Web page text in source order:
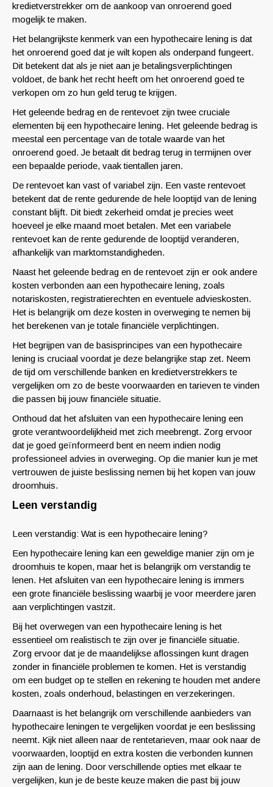
kredietverstrekker om de aankoop van onroerend goed
mogelijk te maken.
Het belangrijkste kenmerk van een hypothecaire lening is dat
het onroerend goed dat je wilt kopen als onderpand fungeert.
Dit betekent dat als je niet aan je betalingsverplichtingen
voldoet, de bank het recht heeft om het onroerend goed te
verkopen om zo hun geld terug te krijgen.
Het geleende bedrag en de rentevoet zijn twee cruciale
elementen bij een hypothecaire lening. Het geleende bedrag is
meestal een percentage van de totale waarde van het
onroerend goed. Je betaalt dit bedrag terug in termijnen over
een bepaalde periode, vaak tientallen jaren.
De rentevoet kan vast of variabel zijn. Een vaste rentevoet
betekent dat de rente gedurende de hele looptijd van de lening
constant blijft. Dit biedt zekerheid omdat je precies weet
hoeveel je elke maand moet betalen. Met een variabele
rentevoet kan de rente gedurende de looptijd veranderen,
afhankelijk van marktomstandigheden.
Naast het geleende bedrag en de rentevoet zijn er ook andere
kosten verbonden aan een hypothecaire lening, zoals
notariskosten, registratierechten en eventuele advieskosten.
Het is belangrijk om deze kosten in overweging te nemen bij
het berekenen van je totale financiële verplichtingen.
Het begrijpen van de basisprincipes van een hypothecaire
lening is cruciaal voordat je deze belangrijke stap zet. Neem
de tijd om verschillende banken en kredietverstrekkers te
vergelijken om zo de beste voorwaarden en tarieven te vinden
die passen bij jouw financiële situatie.
Onthoud dat het afsluiten van een hypothecaire lening een
grote verantwoordelijkheid met zich meebrengt. Zorg ervoor
dat je goed geïnformeerd bent en neem indien nodig
professioneel advies in overweging. Op die manier kun je met
vertrouwen de juiste beslissing nemen bij het kopen van jouw
droomhuis.
Leen verstandig
Leen verstandig: Wat is een hypothecaire lening?
Een hypothecaire lening kan een geweldige manier zijn om je
droomhuis te kopen, maar het is belangrijk om verstandig te
lenen. Het afsluiten van een hypothecaire lening is immers
een grote financiële beslissing waarbij je voor meerdere jaren
aan verplichtingen vastzit.
Bij het overwegen van een hypothecaire lening is het
essentieel om realistisch te zijn over je financiële situatie.
Zorg ervoor dat je de maandelijkse aflossingen kunt dragen
zonder in financiële problemen te komen. Het is verstandig
om een budget op te stellen en rekening te houden met andere
kosten, zoals onderhoud, belastingen en verzekeringen.
Daarnaast is het belangrijk om verschillende aanbieders van
hypothecaire leningen te vergelijken voordat je een beslissing
neemt. Kijk niet alleen naar de rentetarieven, maar ook naar de
voorwaarden, looptijd en extra kosten die verbonden kunnen
zijn aan de lening. Door verschillende opties met elkaar te
vergelijken, kun je de beste keuze maken die past bij jouw